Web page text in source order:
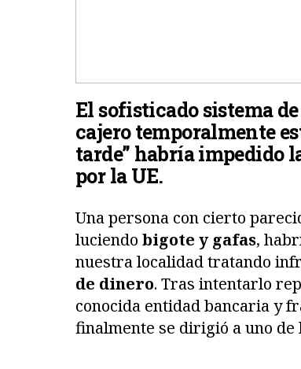
El sofisticado sistema
cajero temporalmente
tarde” habría impedido
por la UE.
Una persona con cierto
luciendo bigote y gafas,
nuestra localidad tratando
de dinero. Tras intentarlo
conocida entidad bancaria y
finalmente se dirigió a uno